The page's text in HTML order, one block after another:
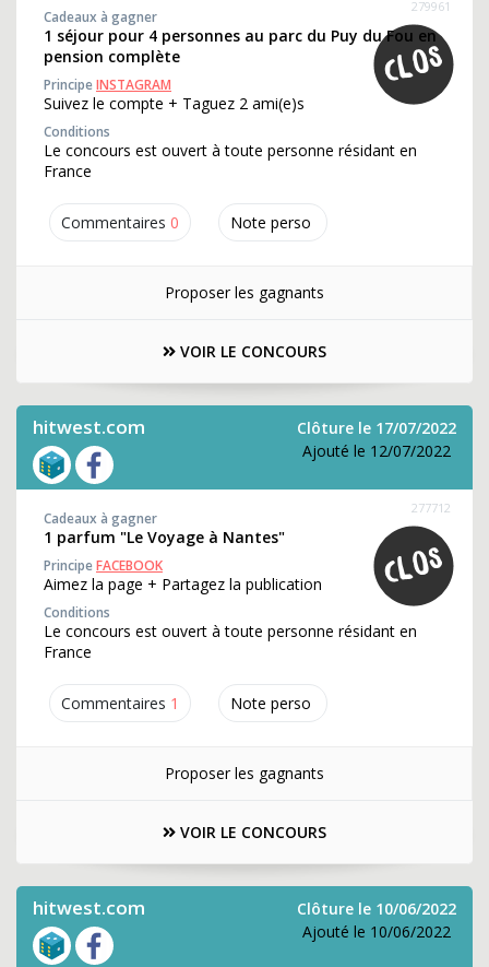
Commentaires 0 Note perso
279961
Cadeaux à gagner
1 séjour pour 4 personnes au parc du Puy du Fou en
pension complète
PrincipeINSTAGRAM
Suivez le compte + Taguez 2 ami(e)s
Conditions
Le concours est ouvert à toute personne résidant en
France
Proposer les gagnants
VOIR LE CONCOURS
hitwest.com
Clôture le 17/07/2022
Ajouté le 12/07/2022
Commentaires 1 Note perso
277712
Cadeaux à gagner
1 parfum "Le Voyage à Nantes"
PrincipeFACEBOOK
Aimez la page + Partagez la publication
Conditions
Le concours est ouvert à toute personne résidant en
France
Proposer les gagnants
VOIR LE CONCOURS
hitwest.com
Clôture le 10/06/2022
Ajouté le 10/06/2022